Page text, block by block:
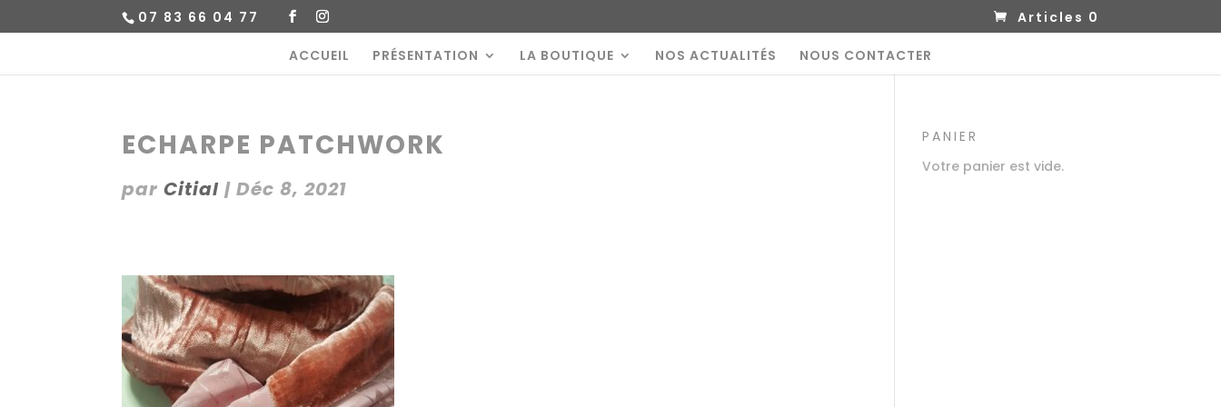
07 83 66 04 77 Articles 0
ACCUEIL PRÉSENTATION LA BOUTIQUE NOS ACTUALITÉS NOUS CONTACTER
ECHARPE PATCHWORK
parCitial |Déc 8, 2021
PANIER
Votre panier est vide.